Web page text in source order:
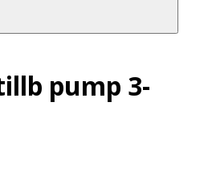
pump 3-